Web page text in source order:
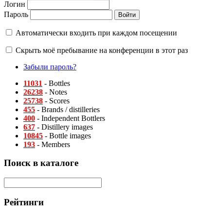
Логин
Пароль
Автоматически входить при каждом посещении
Скрыть моё пребывание на конференции в этот раз
Забыли пароль?
11031 - Bottles
26238 - Notes
25738 - Scores
455 - Brands / distilleries
400 - Independent Bottlers
637 - Distillery images
10845 - Bottle images
193 - Members
Поиск в каталоге
Рейтинги